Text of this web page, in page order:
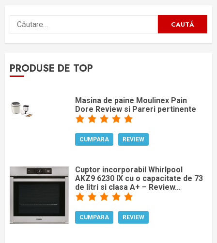
Caută
după:
PRODUSE DE TOP
Masina de paine Moulinex Pain
Dore Review si Pareri pertinente
CUMPARA REVIEW
Cuptor incorporabil Whirlpool
AKZ9 6230 IX cu o capacitate de 73
de litri si clasa A+ – Review...
CUMPARA REVIEW